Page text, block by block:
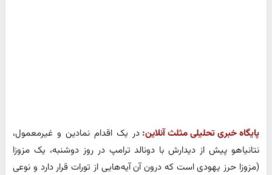
پایگاه خبری تحلیلی مثلث آنلاین: در یک اقدام نمادین و غیرمعمول،
نتانیاهو پیش از دیدارش با دونالد ترامپ در روز دوشنبه، یک مزوزا
(مزوزا حرز یهودی است که درون آن آیه‌هایی از تورات قرار دارد و نوعی